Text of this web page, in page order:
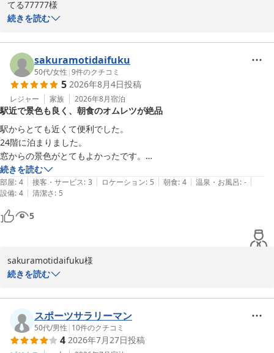
てる77777様
ざいました。
しかしながらWi-Fi機能においてご不便をおかけいたしお詫び申し
上げます。
設備上のトラブル等は特に認識できておりませんが、各お部屋にご
滞在中のお客様のご使用が同時間帯に集中した事が原因と推量いた
しております。
この度のご滞在ではご不快をお掛け致しましたにもかかわらず、わ
ざわざご投稿賜り大変恐縮に存じております。
てる77777様に於かれましてはまたのご利用をご検討いただけまし
たら幸いでございます。
リーガロイヤルホテル小倉　お客様サービス担当支配人
リーガロイヤルホテル小倉
続きを読む
sakuramotidaifuku
50代/女性 |9件のクチコミ
5 2026年8月4日投稿
レジャー 家族 2026年8月宿泊
駅近で景色も良く、朝食のオムレツが絶品
駅からとても近くて便利でした。
24階に泊まりました。
窓からの景色がとてもよかったです。
ホテル自体は新しくはないかと思いますが、お部屋はとてもキレイに清
掃されていて快適でした。
朝食のブュッフェは作りたてのオムレツと、自分で焼けるパンケーキが
とても美味しかったです。
次もまた泊まりたいと思えるホテルでした。
続きを読む
部屋: 4 | 接客・サービス: 3 | ロケーション: 5 | 朝食: 4 | 温泉・お風呂: - |
設備: 4 | 清潔さ: 5
5
sakuramotidaifuku様
りがとうございます。
24階からの眺望や客室の清掃状態にご満足いただけたご様子を伺
い、大変嬉しく存じます。
また、ご朝食ではシェフが目の前でお作りするオムレツや、ご自身
続きを読む
スポーツサラリーマン
50代/男性 | 10件のクチコミ
4 2026年7月27日投稿